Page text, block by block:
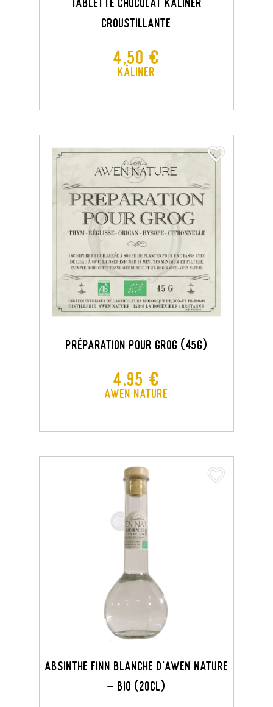
Croustillante
Prix
4,50 €
Kâliner
Préparation Pour GROG (45G)
Prix
4,95 €
Awen Nature
favorite_border
Absinthe Finn Blanche D'Awen Nature
- BIO (20CL)
favorite_border